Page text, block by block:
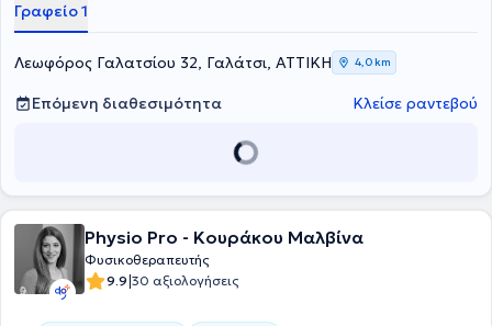
Γραφείο 1
Λεωφόρος Γαλατσίου 32, Γαλάτσι, ΑΤΤΙΚΗ 4,0 km
Επόμενη διαθεσιμότητα Κλείσε ραντεβού
Physio Pro - Κουράκου Μαλβίνα
Φυσικοθεραπευτής
9.9|30 αξιολογήσεις